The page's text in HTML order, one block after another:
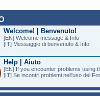
Welcome! | Benvenuto!
[EN] Welcome message & Info
[IT] Messaggio di benvenuto & Info
Help | Aiuto
[EN] If you encounter problems using
[IT] Se incontri problemi nell'uso del